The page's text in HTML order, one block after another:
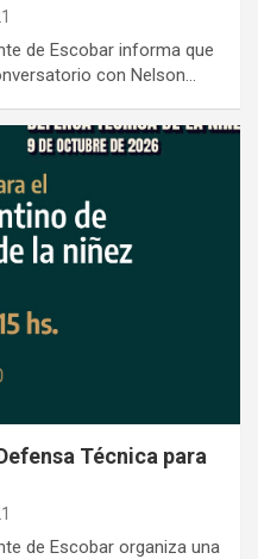
de Escobar informa que
con Nelson…
Técnica para
de Escobar organiza una